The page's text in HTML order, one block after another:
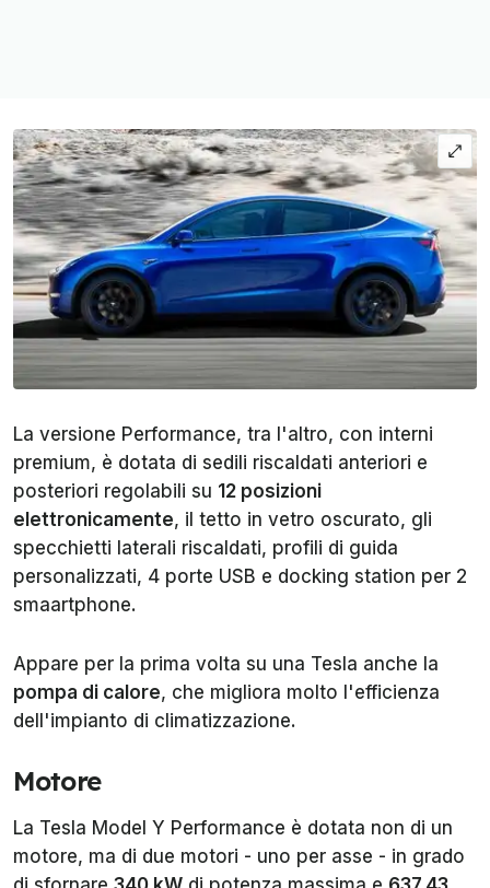
La versione Performance, tra l'altro, con interni
premium, è dotata di sedili riscaldati anteriori e
posteriori regolabili su 12 posizioni
elettronicamente, il tetto in vetro oscurato, gli
specchietti laterali riscaldati, profili di guida
personalizzati, 4 porte USB e docking station per 2
smaartphone.
Appare per la prima volta su una Tesla anche la
pompa di calore, che migliora molto l'efficienza
dell'impianto di climatizzazione.
Motore
La Tesla Model Y Performance è dotata non di un
motore, ma di due motori - uno per asse - in grado